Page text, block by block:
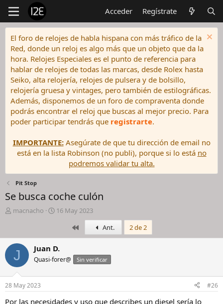
Acceder Regístrate
El foro de relojes de habla hispana con más tráfico de la
Red, donde un reloj es algo más que un objeto que da la
hora. Relojes Especiales es el punto de referencia para
hablar de relojes de todas las marcas, desde Rolex hasta
Seiko, alta relojería, relojes de pulsera y de bolsillo,
relojería gruesa y vintages, pero también de estilográficas.
Además, disponemos de un foro de compraventa donde
podrás encontrar el reloj que buscas al mejor precio. Para
poder participar tendrás que registrarte.
IMPORTANTE:Asegúrate de que tu dirección de email no
está en la lista Robinson (no publi), porque si lo está no
podremos validar tu alta.
Pit Stop
Se busca coche culón
I
c
i
o
r
d
e
macnacho
F
h
a
e
i
c
16 May 2023
PrimeroAnt. 2 de 2
J Juan D.
Quasi-forer@ Sin verificar
28 May 2023 #26
Por las necesidades y uso que describes un diesel sería lo